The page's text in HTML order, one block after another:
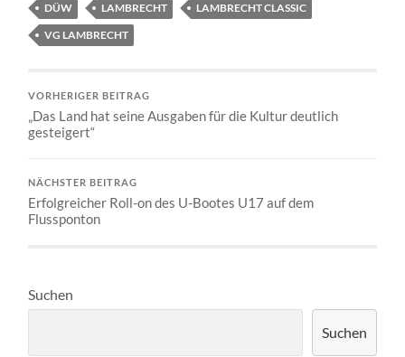
DÜW LAMBRECHT
LAMBRECHT CLASSIC
VG LAMBRECHT
VORHERIGER BEITRAG
„Das Land hat seine Ausgaben für die Kultur deutlich
gesteigert“
NÄCHSTER BEITRAG
Erfolgreicher Roll-on des U-Bootes U17 auf dem
Flussponton
Suchen
Suchen